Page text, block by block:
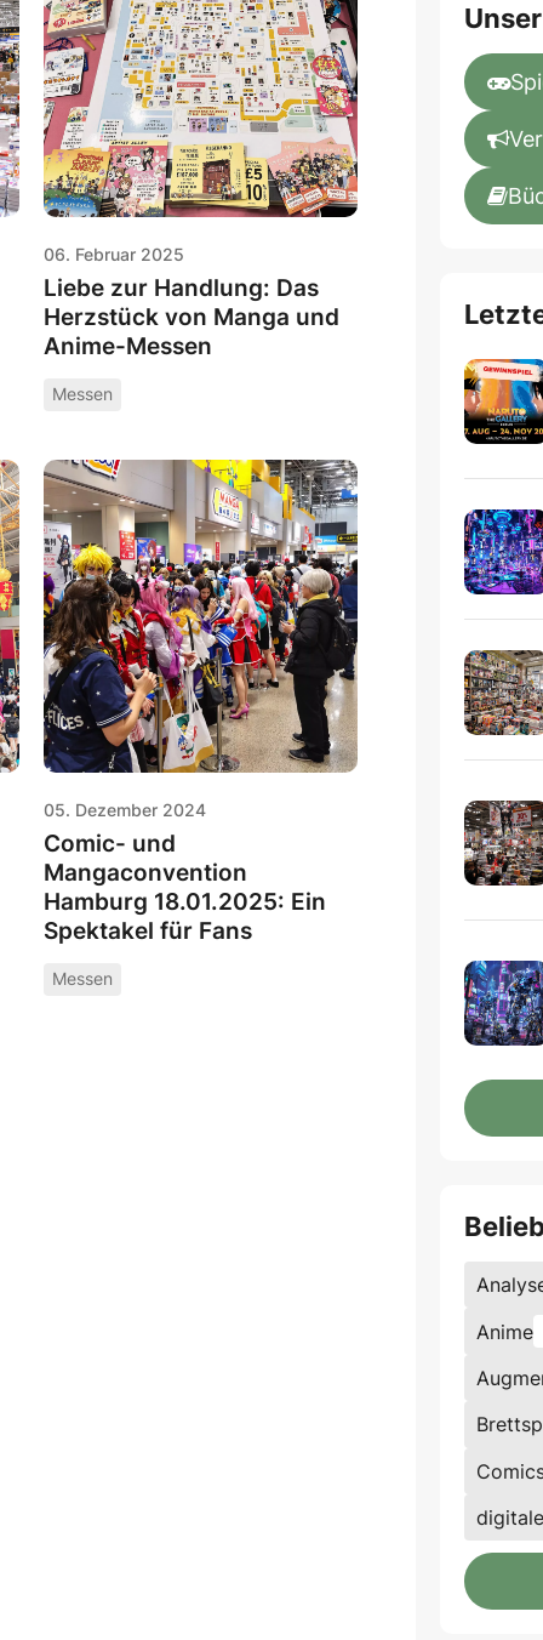
06. Februar 2025
Liebe zur Handlung: Das
Herzstück von Manga und
Anime-Messen
Messen
05. Dezember 2024
Comic- und
Mangaconvention
Hamburg 18.01.2025: Ein
Spektakel für Fans
Messen
Anime